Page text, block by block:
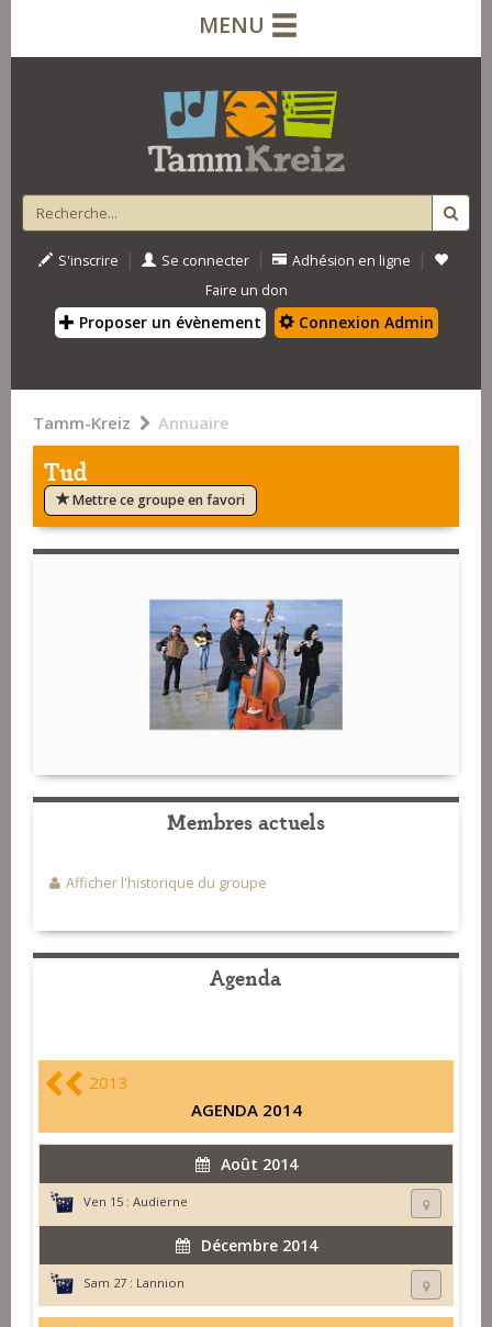
MENU
S'inscrire | Se connecter | Adhésion en ligne |
Faire un don
Proposer un évènement Connexion Admin
Tamm-Kreiz Annuaire
Tud
Mettre ce groupe en favori
Membres actuels
Afficher l'historique du groupe
Agenda
2013
AGENDA 2014
Août 2014
Ven 15 : Audierne
Décembre 2014
Sam 27 : Lannion